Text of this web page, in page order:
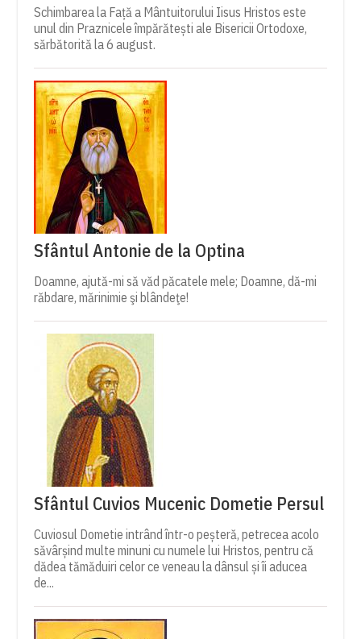
Schimbarea la Față a Mântuitorului Iisus Hristos este
unul din Praznicele împărătești ale Bisericii Ortodoxe,
sărbătorită la 6 august.
Sfântul Antonie de la Optina
Doamne, ajută-mi să văd păcatele mele; Doamne, dă-mi
răbdare, mărinimie şi blândeţe!
Sfântul Cuvios Mucenic Dometie Persul
Cuviosul Dometie intrând într-o peșteră, petrecea acolo
săvârșind multe minuni cu numele lui Hristos, pentru că
dădea tămăduiri celor ce veneau la dânsul și îi aducea
de...